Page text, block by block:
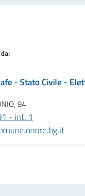
- Stato Civile -
94
- int. 1